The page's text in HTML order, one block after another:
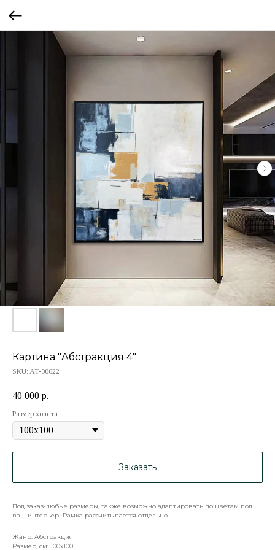
Картина "Абстракция 4"
SKU: AT-00022
40 000 р.
Размер холста
Заказать
Под заказ-любые размеры, также возможно адаптировать по цветам под
ваш интерьер! Рамка рассчитывается отдельно.
Жанр: Абстракция
Размер, см: 100х100